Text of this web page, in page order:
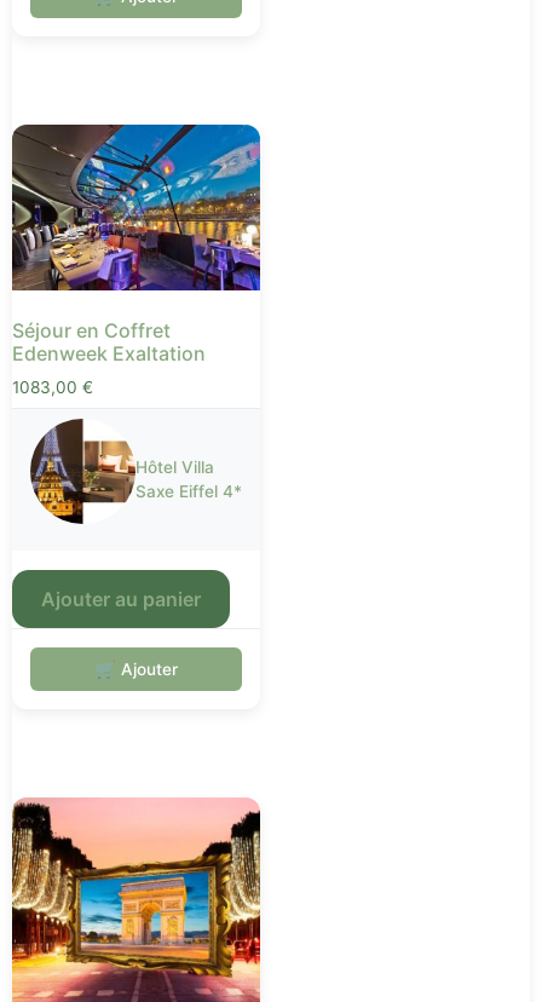
Séjour en Coffret
Edenweek Exaltation
1083,00 €
Hôtel Villa
Saxe Eiffel 4*
Ajouter au panier
🛒 Ajouter